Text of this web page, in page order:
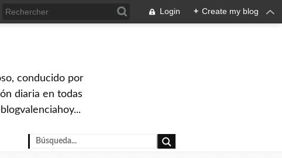
Login + Create my blog
conducido por
diaria en todas